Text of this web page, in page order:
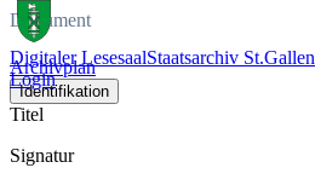
Digitaler LesesaalStaatsarchiv St.Gallen
Login
Dokument
Archivplan
Identifikation
Titel
Signatur